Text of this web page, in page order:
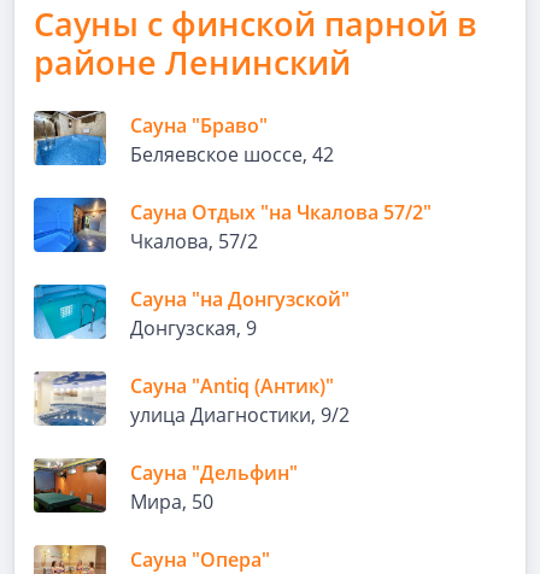
Сауны с финской парной в
районе Ленинский
Сауна "Браво"
Беляевское шоссе, 42
Сауна Отдых "на Чкалова 57/2"
Чкалова, 57/2
Сауна "на Донгузской"
Донгузская, 9
Сауна "Antiq (Антик)"
улица Диагностики, 9/2
Сауна "Дельфин"
Мира, 50
Сауна "Опера"